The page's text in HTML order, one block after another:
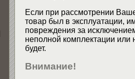
Если при рассмотрении
товар был в эксплуатации,
повреждения за
неполной комплектации или
будет.
Внимание!